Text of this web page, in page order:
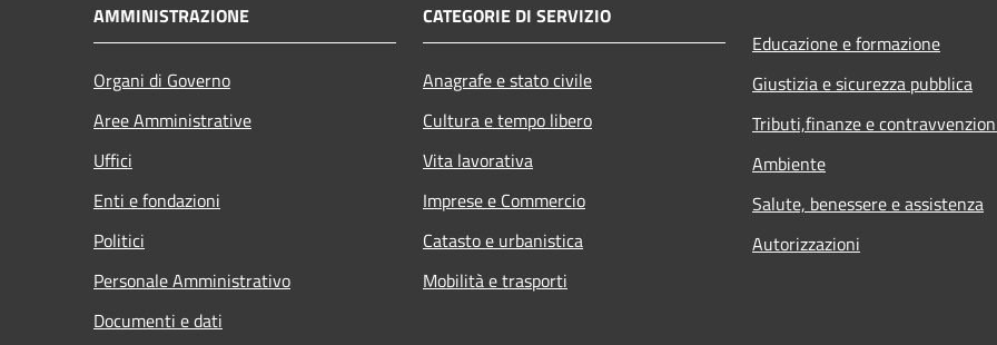
AMMINISTRAZIONE
Organi di Governo
Aree Amministrative
Uffici
Enti e fondazioni
Politici
Personale Amministrativo
Documenti e dati
CATEGORIE DI SERVIZIO
Anagrafe e stato civile
Cultura e tempo libero
Vita lavorativa
Imprese e Commercio
Catasto e urbanistica
Mobilità e trasporti
Educazione e formazione
Giustizia e sicurezza pubblica
Tributi,finanze e
Ambiente
Salute, benessere e assistenza
Autorizzazioni